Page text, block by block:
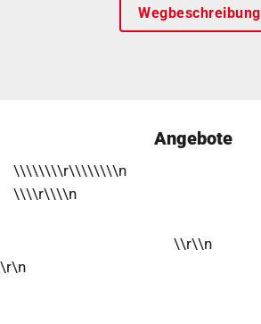
Wegbeschreibung
Angebote
\\\\\\\\r\\\\\\\\n
\\\\r\\\\n
\\r\\n
\r\n